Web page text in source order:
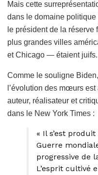
Mais cette
dans le domaine politique
le président de la
plus grandes villes
et Chicago — étaient juifs.
Comme le souligne
l’évolution des mœurs
auteur, réalisateur et
dans le New York Times :
« Il s’est
Guerre
progressive de
L’esprit cultivé